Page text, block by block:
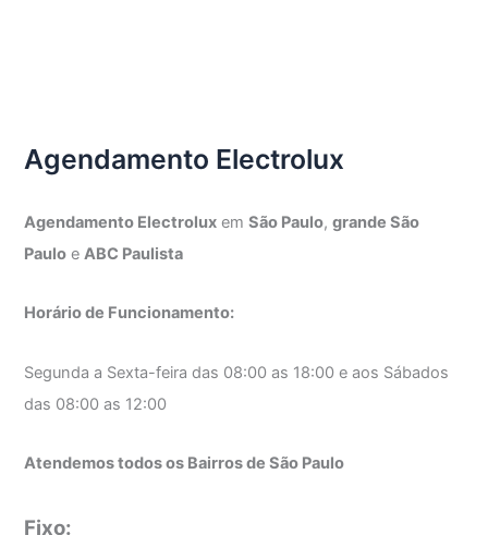
Agendamento Electrolux
Agendamento Electrolux emSão Paulo,grande São
Paulo eABC Paulista
Horário de Funcionamento:
Segunda a Sexta-feira das 08:00 as 18:00 e aos Sábados
das 08:00 as 12:00
Atendemos todos os Bairros de São Paulo
Fixo: